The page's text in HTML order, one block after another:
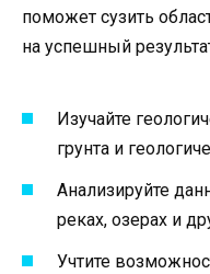
поможет сузить
на успешный
Изучайте
грунта и
Анализируйте
реках, озерах и
Учтите